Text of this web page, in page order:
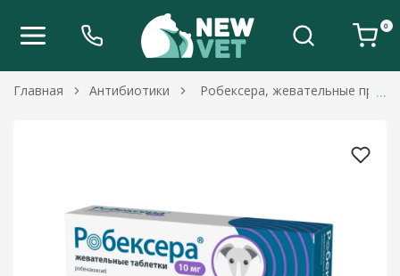
0
Главная Антибиотики Робексера, жевательные